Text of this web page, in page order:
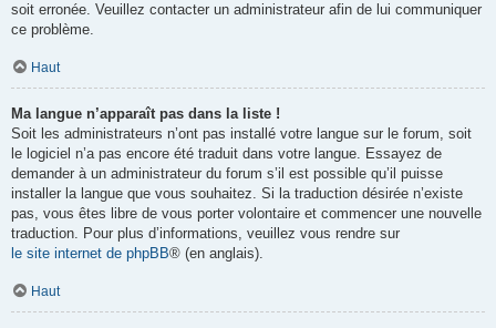
soit erronée. Veuillez contacter un administrateur afin de lui communiquer
ce problème.
Haut
Ma langue n’apparaît pas dans la liste !
Soit les administrateurs n’ont pas installé votre langue sur le forum, soit
le logiciel n’a pas encore été traduit dans votre langue. Essayez de
demander à un administrateur du forum s’il est possible qu’il puisse
installer la langue que vous souhaitez. Si la traduction désirée n’existe
pas, vous êtes libre de vous porter volontaire et commencer une nouvelle
traduction. Pour plus d’informations, veuillez vous rendre sur
le site internet de phpBB® (en anglais).
Haut